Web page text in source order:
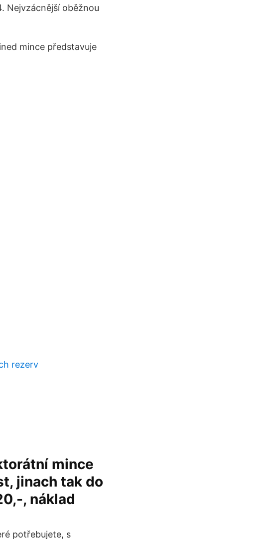
Nejvzácnější oběžnou
mince představuje
rezerv
mince
jinach tak do
, náklad
potřebujete, s